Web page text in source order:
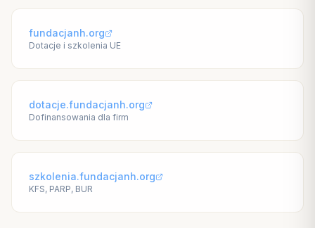
fundacjanh.org
Dotacje i szkolenia UE
dotacje.fundacjanh.org
Dofinansowania dla firm
szkolenia.fundacjanh.org
KFS, PARP, BUR